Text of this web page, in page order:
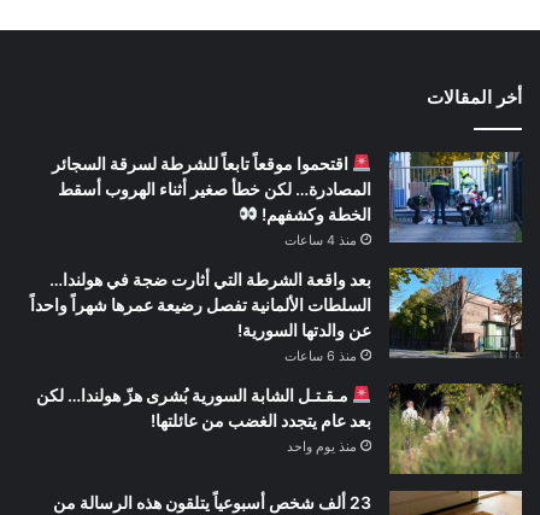
أخر المقالات
اقتحموا موقعاً تابعاً للشرطة لسرقة السجائر
المصادرة… لكن خطأ صغير أثناء الهروب أسقط
الخطة وكشفهم!
منذ 4 ساعات
بعد واقعة الشرطة التي أثارت ضجة في هولندا…
السلطات الألمانية تفصل رضيعة عمرها شهراً واحداً
عن والدتها السورية!
منذ 6 ساعات
مـقـتـل الشابة السورية بُشرى هزّ هولندا… لكن
بعد عام يتجدد الغضب من عائلتها!
منذ يوم واحد
23 ألف شخص أسبوعياً يتلقون هذه الرسالة من